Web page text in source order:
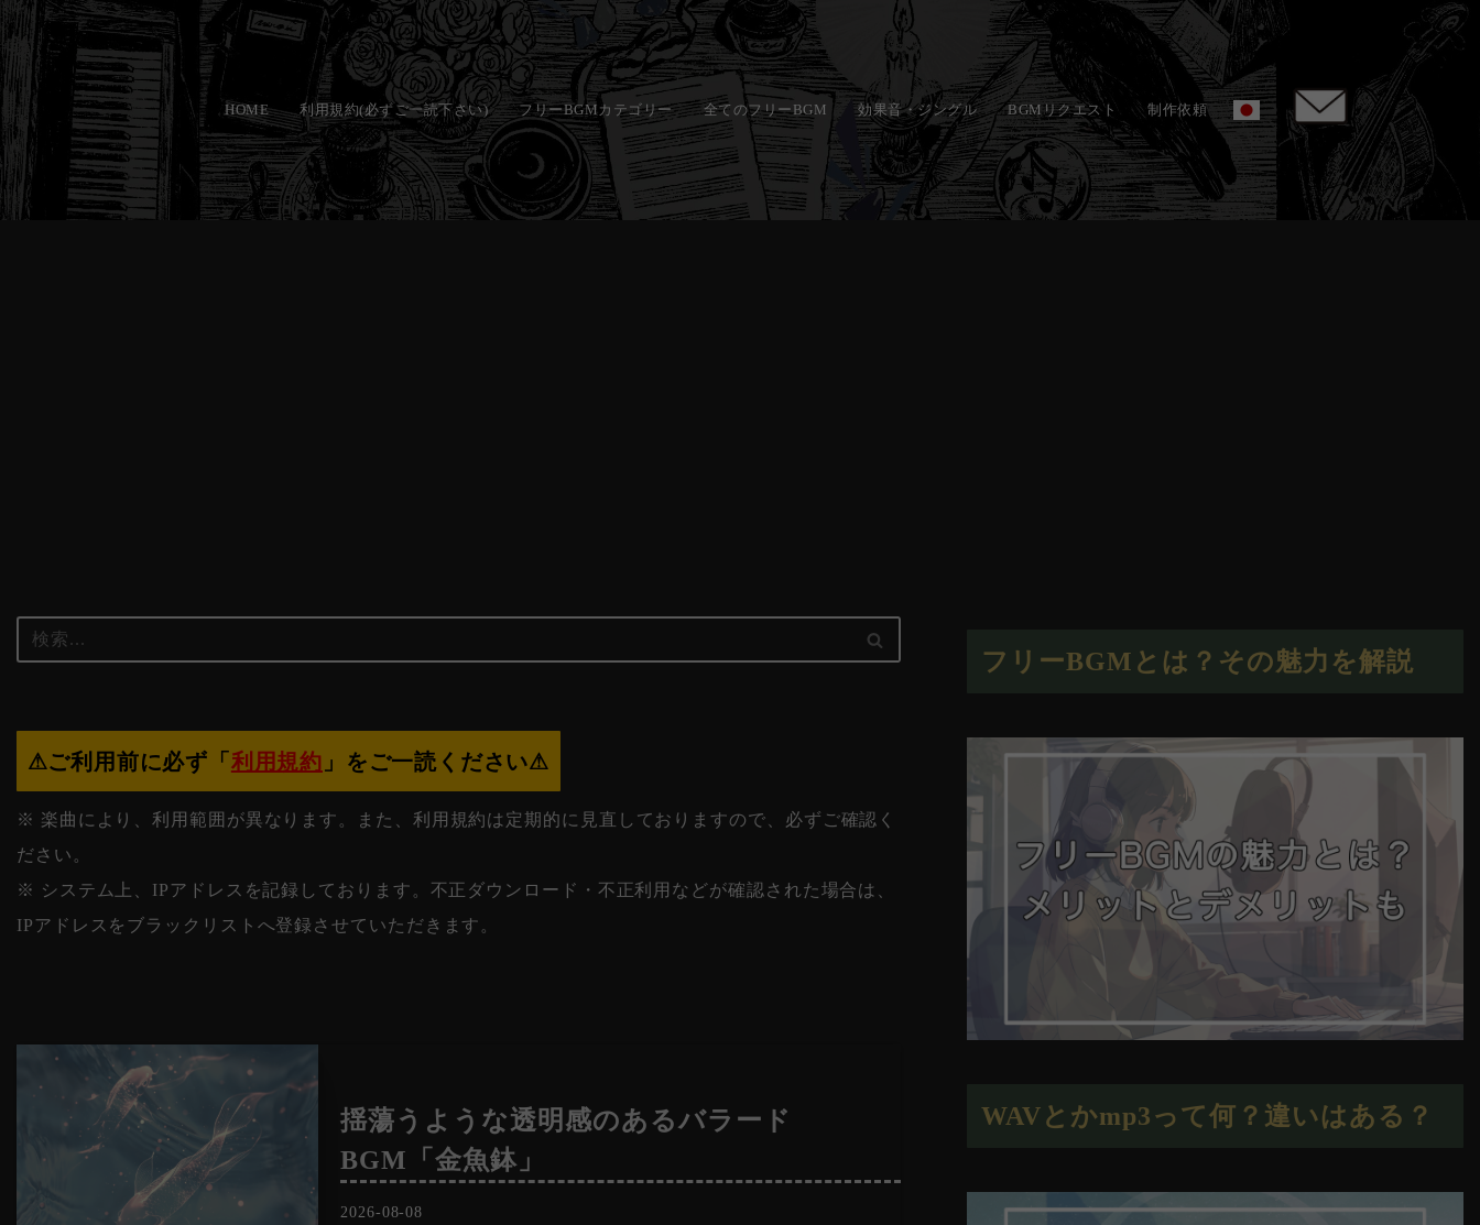
コ
ン
テ
ン
ツ
HOME 利用規約(必ずご一読下さい) フリーBGMカテゴリー 全てのフリーBGM 効果音・ジングル BGMリクエスト 制作依頼
⚠︎ご利用前に必ず「利用規約 」をご一読ください⚠︎
※ 楽曲により、利用範囲が異なります。また、利用規約は定期的に見直しておりますので、必ずご確認く
ださい。
※ システム上、IPアドレスを記録しております。不正ダウンロード・不正利用などが確認された場合は、
IPアドレスをブラックリストへ登録させていただきます。
揺蕩うような透明感のあるバラード
BGM「金魚鉢」
2026-08-08
フリーBGMとは？その魅力を解説
WAVとかmp3って何？違いはある？